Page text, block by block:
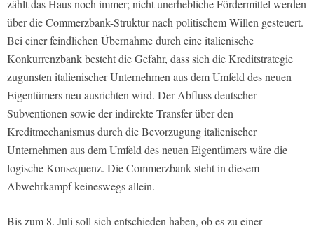
zählt das Haus noch immer; nicht unerhebliche Fördermittel werden
über die Commerzbank-Struktur nach politischem Willen gesteuert.
Bei einer feindlichen Übernahme durch eine italienische
Konkurrenzbank besteht die Gefahr, dass sich die Kreditstrategie
zugunsten italienischer Unternehmen aus dem Umfeld des neuen
Eigentümers neu ausrichten wird. Der Abfluss deutscher
Subventionen sowie der indirekte Transfer über den
Kreditmechanismus durch die Bevorzugung italienischer
Unternehmen aus dem Umfeld des neuen Eigentümers wäre die
logische Konsequenz. Die Commerzbank steht in diesem
Abwehrkampf keineswegs allein.
Bis zum 8. Juli soll sich entschieden haben, ob es zu einer